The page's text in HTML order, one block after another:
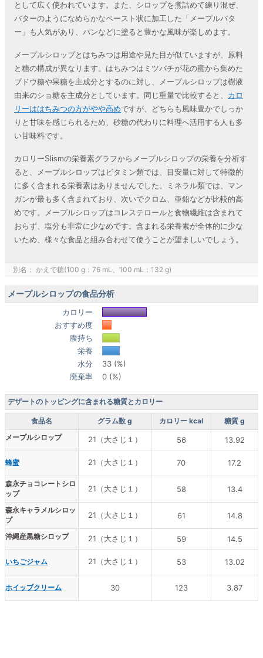
として広く使われています。また、シロップを煮詰めて練り混ぜ、
バターのようになめらかなペースト状に加工した「メープルバタ
ー」も人気があり、パンなどに塗ると豊かな風味が楽しめます。
メープルシロップとはちみつは用途や見た目が似ていますが、原料
と糖の構成が異なります。はちみつはミツバチが花の蜜から集めた
ブドウ糖や果糖を主成分とするのに対し、メープルシロップは樹液
由来のショ糖を主成分としています。同じ重量で比較すると、 カロ
リーははちみつの方がやや高めですが、どちらも風味豊かでしっか
りと甘味を感じられるため、砂糖の代わりに料理へ活用する人も多
い甘味料です。
カロリーSlismの栄養素グラフからメープルシロップの栄養を分析す
ると、メープルシロップはビタミン類では、目安量に対して特徴的
に多く含まれる栄養素はありませんでした。ミネラル類では、マン
ガンが最も多く含まれており、次いでクロム、亜鉛などが比較的高
めです。メープルシロップはコレステロールと食物繊維は含まれて
おらず、塩分も非常に少なめです。含まれる栄養素が全体的に少な
いため、様々な食品と組み合わせて使うことが望ましいでしょう。
別名： かえで糖(100 g：76 mL、100 mL：132 g)
メープルシロップの食品分析
カロリー
おすすめ度
腹持ち
栄養
水分
33 (%)
廃棄率
0 (%)
デザートのトッピングに含まれる糖質とカロリー
食品名 グラム数 g カロリー kcal
糖質 g
メープルシロップ
21（大さじ１） 56 13.92
蜂蜜 21（大さじ１） 70 17.2
森永チョコレートシロ
ップ
21（大さじ１） 58 13.4
森永キャラメルシロッ
プ
21（大さじ１） 61 14.8
沖縄産黒糖シロップ 21（大さじ１） 59 14.5
いちごジャム 21（大さじ１） 53 13.02
ホイップクリーム 30 123 3.87